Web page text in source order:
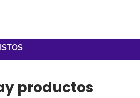
productos